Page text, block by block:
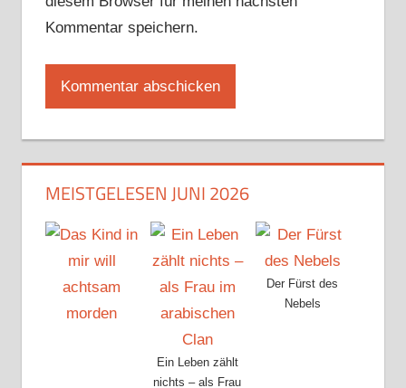
Kommentar speichern.
MEISTGELESEN JUNI 2026
Ein Leben zählt
nichts – als Frau
Der Fürst des
Nebels